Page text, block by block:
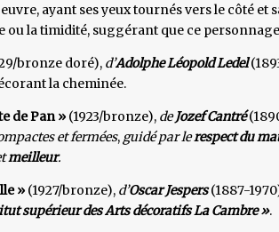
ayant ses yeux tournés vers le côté
ou la timidité, suggérant que ce
bronze doré), d’Adolphe Léopold Ledel
la cheminée.
de Pan » (1923/bronze), deJozef Cantré
et fermées, guidé par lerespect du
meilleur.
» (1927/bronze), d’Oscar Jespers(1887-
supérieur des Arts décoratifs La Cambre ».